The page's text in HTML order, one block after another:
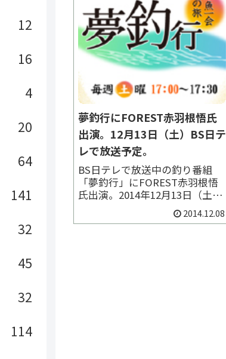
夢釣行にFOREST赤羽根悟氏
出演。12月13日（土）BS日テ
レで放送予定。
BS日テレで放送中の釣り番組
「夢釣行」にFOREST赤羽根悟
氏出演。2014年12月13日（土）
17:00~放送予定。群馬県前橋市
の「群馬フィッシングセンター
2014.12.08
12
16
4
20
64
141
32
45
32
114